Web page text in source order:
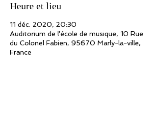
Heure et lieu
11 déc. 2020, 20:30
Auditorium de l'école de musique, 10 Rue
du Colonel Fabien, 95670 Marly-la-ville,
France